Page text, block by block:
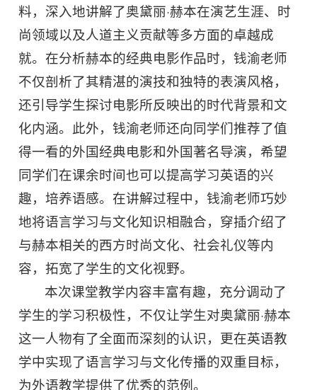
料，深入地讲解了奥黛丽·赫本在演艺生涯、时
尚领域以及人道主义贡献等多方面的卓越成
就。在分析赫本的经典电影作品时，钱渝老师
不仅剖析了其精湛的演技和独特的表演风格，
还引导学生探讨电影所反映出的时代背景和文
化内涵。此外，钱渝老师还向同学们推荐了值
得一看的外国经典电影和外国著名导演，希望
同学们在课余时间也可以提高学习英语的兴
趣，培养语感。在讲解过程中，钱渝老师巧妙
地将语言学习与文化知识相融合，穿插介绍了
与赫本相关的西方时尚文化、社会礼仪等内
容，拓宽了学生的文化视野。
本次课堂教学内容丰富有趣，充分调动了
学生的学习积极性，不仅让学生对奥黛丽·赫本
这一人物有了全面而深刻的认识，更在英语教
学中实现了语言学习与文化传播的双重目标，
为外语教学提供了优秀的范例。